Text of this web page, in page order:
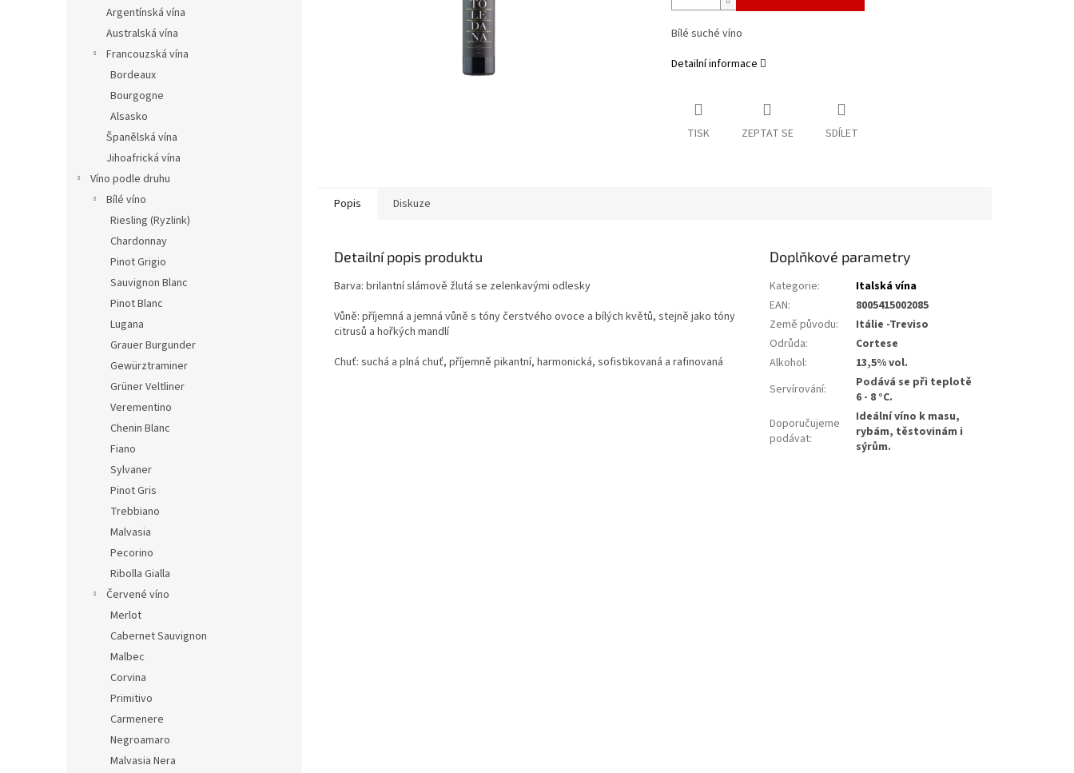
Argentínská vína
Australská vína
Francouzská vína
Bordeaux
Bourgogne
Alsasko
Španělská vína
Jihoafrická vína
Víno podle druhu
Bílé víno
Riesling (Ryzlink)
Chardonnay
Pinot Grigio
Sauvignon Blanc
Pinot Blanc
Lugana
Grauer Burgunder
Gewürztraminer
Grüner Veltliner
Verementino
Chenin Blanc
Fiano
Sylvaner
Pinot Gris
Trebbiano
Malvasia
Pecorino
Ribolla Gialla
Červené víno
Merlot
Cabernet Sauvignon
Malbec
Corvina
Primitivo
Carmenere
Negroamaro
Malvasia Nera
Bílé suché víno
Detailní informace
TISK ZEPTAT SE SDÍLET
Popis Diskuze
Detailní popis produktu
Barva: brilantní slámově žlutá se zelenkavými odlesky
Vůně: příjemná a jemná vůně s tóny čerstvého ovoce a bílých květů, stejně jako tóny
citrusů a hořkých mandlí
Chuť: suchá a plná chuť, příjemně pikantní, harmonická, sofistikovaná a rafinovaná
Doplňkové parametry
Kategorie:
Italská vína
EAN:
8005415002085
Země původu:
Itálie -Treviso
Odrůda:
Cortese
Alkohol:
13,5% vol.
Servírování:
Podává se při teplotě
6 - 8 °C.
Doporučujeme
podávat:
Ideální víno k masu,
rybám, těstovinám i
sýrům.